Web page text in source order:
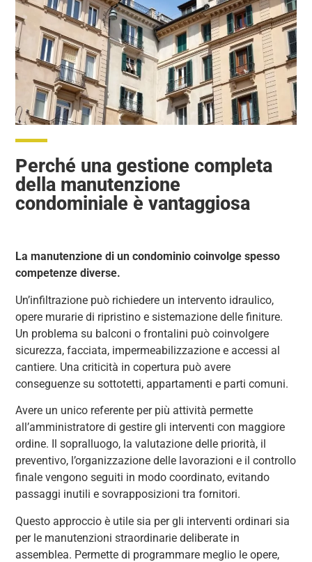
Perché una gestione completa
della manutenzione
condominiale è vantaggiosa
La manutenzione di un condominio coinvolge spesso
competenze diverse.
Un’infiltrazione può richiedere un intervento idraulico,
opere murarie di ripristino e sistemazione delle finiture.
Un problema su balconi o frontalini può coinvolgere
sicurezza, facciata, impermeabilizzazione e accessi al
cantiere. Una criticità in copertura può avere
conseguenze su sottotetti, appartamenti e parti comuni.
Avere un unico referente per più attività permette
all’amministratore di gestire gli interventi con maggiore
ordine. Il sopralluogo, la valutazione delle priorità, il
preventivo, l’organizzazione delle lavorazioni e il controllo
finale vengono seguiti in modo coordinato, evitando
passaggi inutili e sovrapposizioni tra fornitori.
Questo approccio è utile sia per gli interventi ordinari sia
per le manutenzioni straordinarie deliberate in
assemblea. Permette di programmare meglio le opere,